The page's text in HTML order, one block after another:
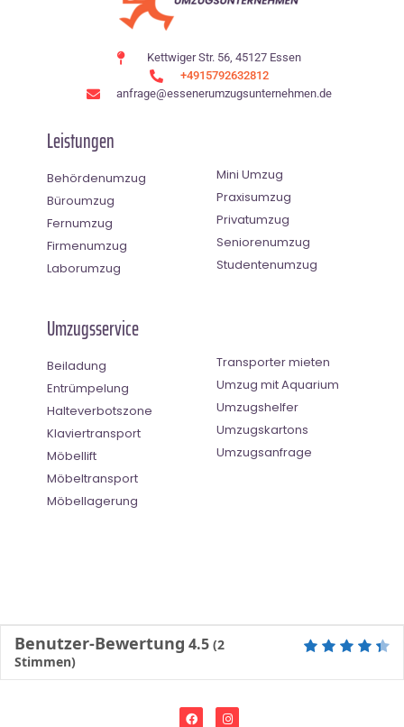
Kettwiger Str. 56, 45127 Essen
+4915792632812
anfrage@essenerumzugsunternehmen.de
Leistungen
Behördenumzug
Büroumzug
Fernumzug
Firmenumzug
Laborumzug
Mini Umzug
Praxisumzug
Privatumzug
Seniorenumzug
Studentenumzug
Umzugsservice
Beiladung
Entrümpelung
Halteverbotszone
Klaviertransport
Möbellift
Möbeltransport
Möbellagerung
Transporter mieten
Umzug mit Aquarium
Umzugshelfer
Umzugskartons
Umzugsanfrage
Benutzer-Bewertung 4.5 (2
Stimmen)